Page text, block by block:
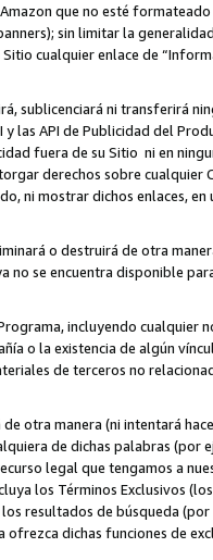
que no esté
sin limitar la
cualquier enlace de
sublicenciará ni transferirá
y las API de Publicidad del
fuera de su Sitio ni en
derechos sobre
ni mostrar dichos enlaces,
o destruirá de otra
no se encuentra disponible
incluyendo cualquier
o la existencia de algún
de terceros no
otra manera (ni intentará
de dichas palabras (por
legal que tengamos a
los Términos Exclusivos
resultados de búsqueda
ofrezca dichas funciones de